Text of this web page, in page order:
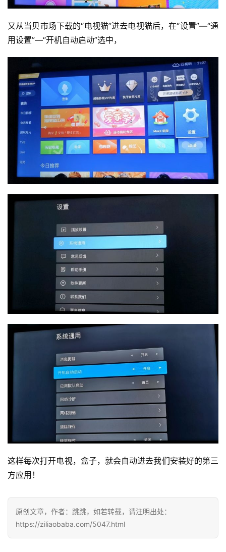
投
稿
又从当贝市场下载的“电视猫”进去电视猫后，在“设置”—“通
用设置”—“开机自动启动”选中，
这样每次打开电视，盒子，就会自动进去我们安装好的第三
方应用！
原创文章，作者：跳跳，如若转载，请注明出处：
https://ziliaobaba.com/5047.html